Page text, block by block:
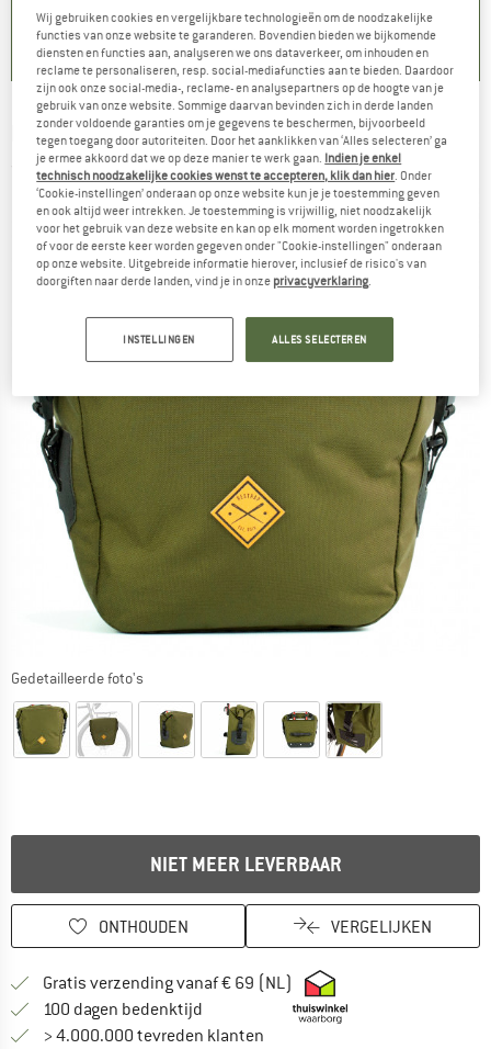
) 4,0(1) 4,5 (169)
RESTRAP -Pannier Small - Bagagedragertas
(0)
Gedetailleerde foto's
NIET MEER LEVERBAAR
ONTHOUDEN VERGELIJKEN
Gratis verzending vanaf € 69 (NL) Vind hier de
100 dagen bedenktijd Vind de betalingsinformatie hier!
> 4.000.000 tevreden klanten
Wij gebruiken cookies en vergelijkbare technologieën om de noodzakelijke
functies van onze website te garanderen. Bovendien bieden we bijkomende
diensten en functies aan, analyseren we ons dataverkeer, om inhouden en
reclame te personaliseren, resp. social-mediafuncties aan te bieden. Daardoor
zijn ook onze social-media-, reclame- en analysepartners op de hoogte van je
gebruik van onze website. Sommige daarvan bevinden zich in derde landen
zonder voldoende garanties om je gegevens te beschermen, bijvoorbeeld
tegen toegang door autoriteiten. Door het aanklikken van ‘Alles selecteren’ ga
je ermee akkoord dat we op deze manier te werk gaan. Indien je enkel
technisch noodzakelijke cookies wenst te accepteren, klik dan hier. Onder
‘Cookie-instellingen’ onderaan op onze website kun je je toestemming geven
en ook altijd weer intrekken. Je toestemming is vrijwillig, niet noodzakelijk
voor het gebruik van deze website en kan op elk moment worden ingetrokken
of voor de eerste keer worden gegeven onder "Cookie-instellingen" onderaan
op onze website. Uitgebreide informatie hierover, inclusief de risico's van
doorgiften naar derde landen, vind je in onze privacyverklaring.
INSTELLINGEN ALLES SELECTEREN